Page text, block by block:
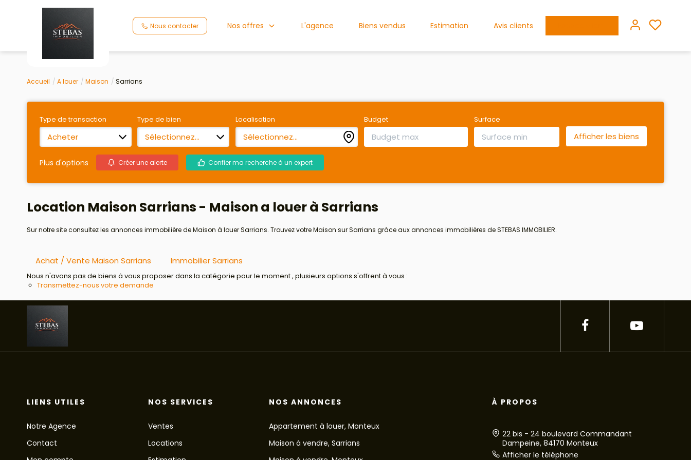
Nous contacter Nos offres L'agence Biens vendus Estimation Avis clients
Accueil A louer Maison Sarrians
Type de transaction
Acheter
Type de bien
Sélectionnez...
Localisation
Sélectionnez...
Budget Surface
Plus d'options Créer une alerte Confier ma recherche à un expert
Location Maison Sarrians - Maison a louer à Sarrians
Sur notre site consultez les annonces immobilière de Maison à louer Sarrians. Trouvez votre Maison sur Sarrians grâce aux annonces immobilières de STEBAS IMMOBILIER.
Achat / Vente Maison Sarrians Immobilier Sarrians
Nous n'avons pas de biens à vous proposer dans la catégorie pour le moment , plusieurs options s'offrent à vous :
Transmettez-nous votre demande
LIENS UTILES
Notre Agence
Contact
NOS SERVICES
Ventes
Locations
NOS ANNONCES
Appartement à louer, Monteux
Maison à vendre, Sarrians
À PROPOS
22 bis - 24 boulevard Commandant
Dampeine, 84170 Monteux
Afficher le téléphone